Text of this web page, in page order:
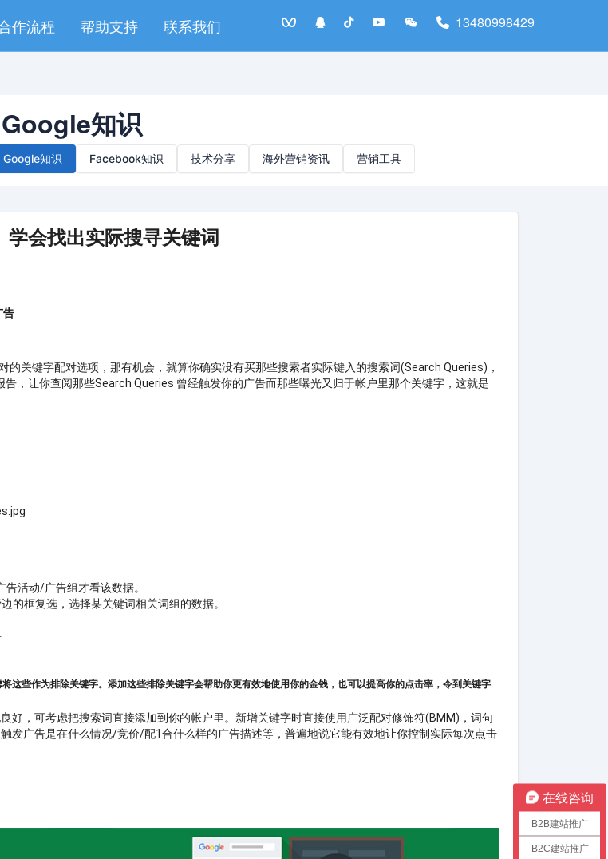
作流程 帮助支持 联系我们 13480998429
Google知识
Google知识 Facebook知识 技术分享 海外营销资讯 营销工具
学会找出实际搜寻关键词
告
的关键字配对选项，那有机会，就算你确实没有买那些搜索者实际键入的搜索词(Search Queries)，
，让你查阅那些Search Queries 曾经触发你的广告而那些曝光又归于帐户里那个关键字，这就是
活动/广告组才看该数据。
的框复选，选择某关键词相关词组的数据。
这些作为排除关键字。添加这些排除关键字会帮助你更有效地使用你的金钱，也可以提高你的点击率，令到关键字
好，可考虑把搜索词直接添加到你的帐户里。新增关键字时直接使用广泛配对修饰符(BMM)，词句
发广告是在什么情况/竞价/配1合什么样的广告描述等，普遍地说它能有效地让你控制实际每次点击
在线咨询
B2B建站推广
B2C建站推广